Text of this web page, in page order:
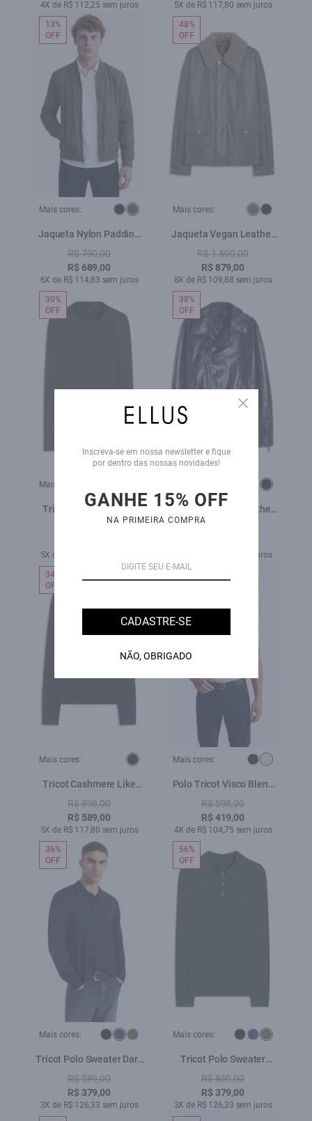
4X de R$ 112,25 sem juros 5X de R$ 117,80 sem juros
Mais cores:
Jaqueta Nylon Padding
College Bomber Tabaco
R$ 790,00
R$ 689,00
6X de R$ 114,83 sem juros
13%
OFF
Mais cores:
Jaqueta Vegan Leather
Golf Classic Fur Grafite
R$ 1.690,00
R$ 879,00
8X de R$ 109,88 sem juros
48%
OFF
Mais cores:
Tricot Heavy Sweater
Verde Militar
5X de R$ 105,80 sem juros
30%
OFF
Jaqueta Vegan Leather
Belt Preto
9X de R$ 110,00 sem juros
38%
OFF
Mais cores:
Tricot Cashmere Like
Knit Easa Preto
R$ 898,00
R$ 589,00
5X de R$ 117,80 sem juros
34%
OFF
Mais cores:
Polo Tricot Visco Blend
Polo Button Jersey Mc
Off White
R$ 598,00
R$ 419,00
4X de R$ 104,75 sem juros
Mais cores:
Tricot Polo Sweater Dark
Navy
R$ 589,00
R$ 379,00
3X de R$ 126,33 sem juros
36%
OFF
Mais cores:
Tricot Polo Sweater
Verde Escuro
R$ 859,00
R$ 379,00
3X de R$ 126,33 sem juros
56%
OFF
Close
Inscreva-se em nossa newsletter e fique
por dentro das nossas novidades!
GANHE 15% OFF
NA PRIMEIRA COMPRA
CADASTRE-SE
NÃO, OBRIGADO